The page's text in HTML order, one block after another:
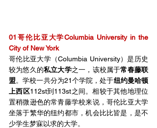
01哥伦比亚大学Columbia University in the
City of New York
哥伦比亚大学（Columbia University）是历史
较为悠久的私立大学之一，该校属于常春藤联
盟。学校一共分为21个学院，处于纽约曼哈顿
上西区112st到113st之间。相较于其他地理位
置稍微逊色的常青藤学校来说，哥伦比亚大学
坐落于繁华的纽约都市，机会比比皆是，是不
少学生梦寐以求的大学。